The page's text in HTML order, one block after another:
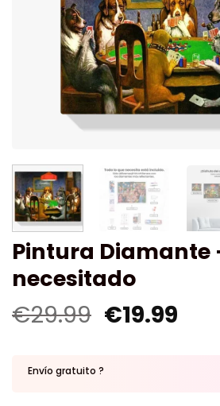
Pintura Diamante
necesitado
€29.99 €19.99
Envío gratuito ?